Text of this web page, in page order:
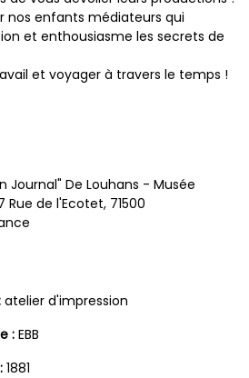
nos enfants médiateurs qui
et enthousiasme les secrets de
et voyager à travers le temps !
Journal" De Louhans - Musée
Rue de l'Ecotet, 71500
atelier d'impression
: EBB
1881